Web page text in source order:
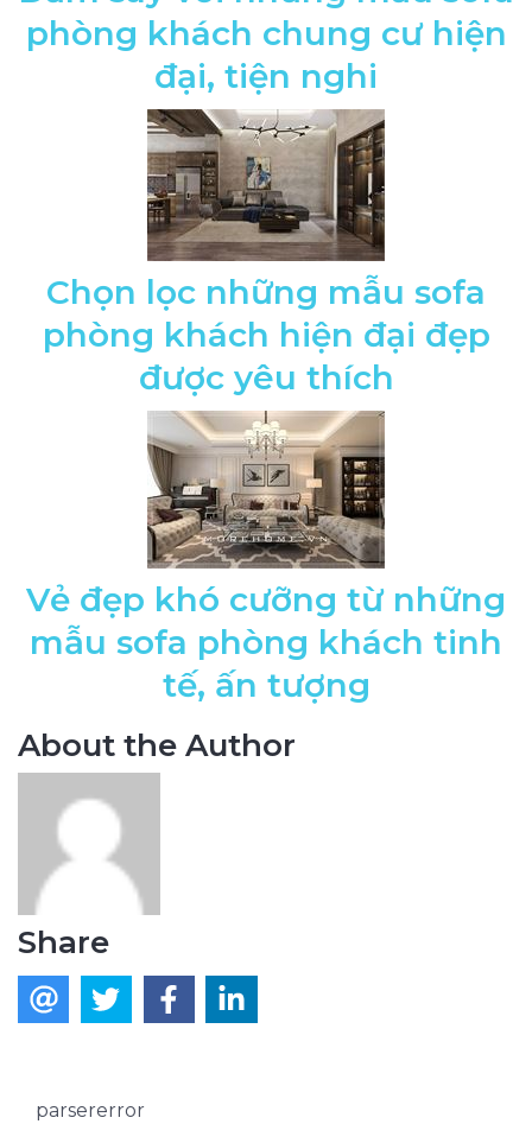
phòng khách chung cư hiện
đại, tiện nghi
Chọn lọc những mẫu sofa
phòng khách hiện đại đẹp
được yêu thích
Vẻ đẹp khó cưỡng từ những
mẫu sofa phòng khách tinh
tế, ấn tượng
About the Author
Share
parsererror